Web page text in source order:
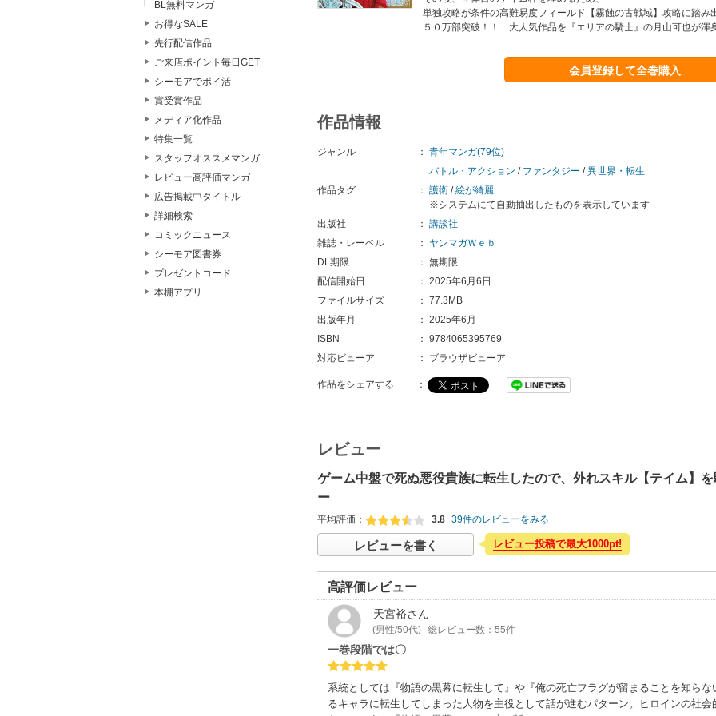
BL無料マンガ
お得なSALE
先行配信作品
ご来店ポイント毎日GET
シーモアでポイ活
賞受賞作品
メディア化作品
特集一覧
スタッフオススメマンガ
レビュー高評価マンガ
広告掲載中タイトル
詳細検索
コミックニュース
シーモア図書券
プレゼントコード
本棚アプリ
単独攻略が条件の高難易度フィールド【霧蝕の古戦域】攻略に踏み
５０万部突破！！ 大人気作品を『エリアの騎士』の月山可也が渾
会員登録して全巻購入
作品情報
ジャンル ： 青年マンガ(79位)
バトル・アクション / ファンタジー /異世界・転生
作品タグ
： 護衛 /絵が綺麗
※システムにて自動抽出したものを表示しています
出版社
： 講談社
雑誌・レーベル
：
ヤンマガＷｅｂ
DL期限
： 無期限
配信開始日
： 2025年6月6日
ファイルサイズ
： 77.3MB
出版年月
： 2025年6月
ISBN
： 9784065395769
対応ビューア
： ブラウザビューア
作品をシェアする ：
レビュー
ゲーム中盤で死ぬ悪役貴族に転生したので、外れスキル【テイム】
ー
平均評価： 3.8 39件のレビューをみる
レビューを書く レビュー投稿で最大1000pt!
高評価レビュー
天宮裕さん
(男性/50代) 総レビュー数：55件
一巻段階では〇
系統としては『物語の黒幕に転生して』や『俺の死亡フラグが留まることを知ら
るキャラに転生してしまった人物を主役として話が進むパターン。ヒロインの社